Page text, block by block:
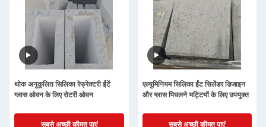
थोक अनुकूलित सिलिका रेफ्रेक्टरी ईंटें
ग्लास ओवन के लिए रोटरी ओवन
सबसे अच्छी कीमत पाएं
एल्युमिनियम सिलिका ईंट सिलेंडर डिजाइन
और ग्लास पिघलने भट्टियों के लिए उपयुक्त
सबसे अच्छी कीमत पाएं